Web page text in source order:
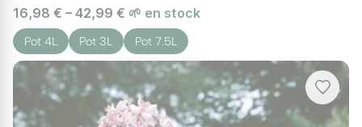
16,98 € – 42,99 € 🌱 en stock
Pot 4L Pot 3L Pot 7.5L